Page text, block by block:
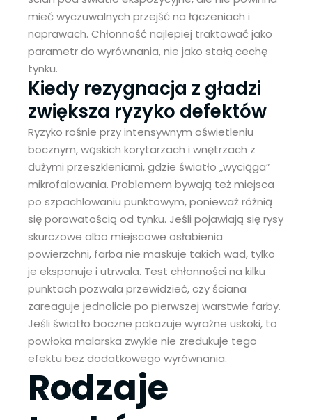
mieć wyczuwalnych przejść na łączeniach i
naprawach. Chłonność najlepiej traktować jako
parametr do wyrównania, nie jako stałą cechę
tynku.
Kiedy rezygnacja z gładzi
zwiększa ryzyko defektów
Ryzyko rośnie przy intensywnym oświetleniu
bocznym, wąskich korytarzach i wnętrzach z
dużymi przeszkleniami, gdzie światło „wyciąga”
mikrofalowania. Problemem bywają też miejsca
po szpachlowaniu punktowym, ponieważ różnią
się porowatością od tynku. Jeśli pojawiają się rysy
skurczowe albo miejscowe osłabienia
powierzchni, farba nie maskuje takich wad, tylko
je eksponuje i utrwala. Test chłonności na kilku
punktach pozwala przewidzieć, czy ściana
zareaguje jednolicie po pierwszej warstwie farby.
Jeśli światło boczne pokazuje wyraźne uskoki, to
powłoka malarska zwykle nie zredukuje tego
efektu bez dodatkowego wyrównania.
Rodzaje